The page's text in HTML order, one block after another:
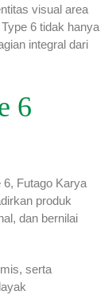
visual area
6 tidak hanya
integral dari
6
Futago Karya
produk
dan bernilai
serta